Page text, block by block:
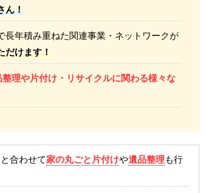
ん！
長年積み重ねた関連事業・ネットワークが
だけます！
理や片付け・リサイクルに関わる様々な
合わせて家の丸ごと片付けや遺品整理も行